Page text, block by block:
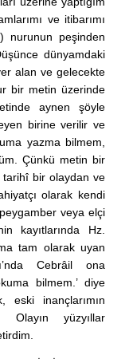
ve itibarımı
nurunun peşinden
dünyamdaki
alan ve gelecekte
bir metin üzerinde
aynen şöyle
birine verilir ve
yazma bilmem,
Çünkü metin bir
tarihî bir olaydan ve
olarak kendi
veya elçi
kayıtlarında Hz.
tam olarak uyan
Cebrâil ona
bilmem.’ diye
eski inançlarımın
yüzyıllar